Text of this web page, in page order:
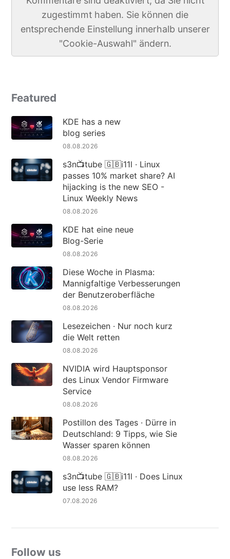
zugestimmt haben. Sie können die
entsprechende Einstellung innerhalb unserer
"Cookie-Auswahl" ändern.
Featured
KDE has a new
blog series
08.08.2026
s3n📺tube 🇬🇧i11l · Linux
passes 10% market share? AI
hijacking is the new SEO -
Linux Weekly News
08.08.2026
KDE hat eine neue
Blog-Serie
08.08.2026
Diese Woche in Plasma:
Mannigfaltige Verbesserungen
der Benutzeroberfläche
08.08.2026
Lesezeichen · Nur noch kurz
die Welt retten
08.08.2026
NVIDIA wird Hauptsponsor
des Linux Vendor Firmware
Service
08.08.2026
Postillon des Tages · Dürre in
Deutschland: 9 Tipps, wie Sie
Wasser sparen können
08.08.2026
s3n📺tube 🇬🇧i11l · Does Linux
use less RAM?
07.08.2026
Follow us